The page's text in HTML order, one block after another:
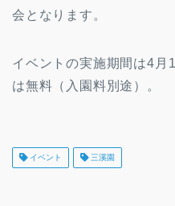
会となります。
イベントの実施期間は4月
は無料（入園料別途）。
イベント 三溪園